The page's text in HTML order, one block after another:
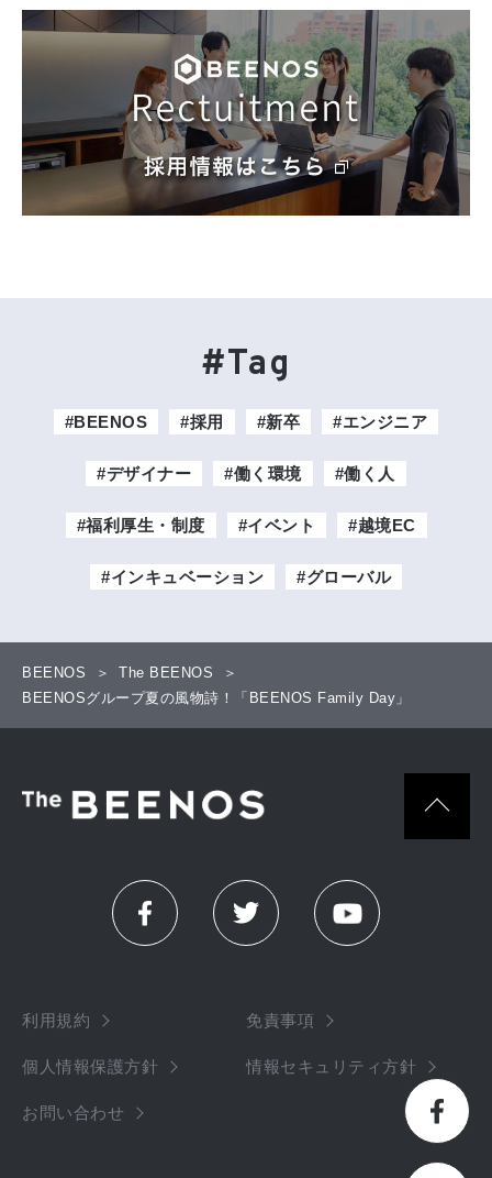
#Tag
#BEENOS #採用 #新卒 #エンジニア
#デザイナー #働く環境 #働く人
#福利厚生・制度 #イベント #越境EC
#インキュベーション #グローバル
BEENOS
The BEENOS
BEENOSグループ夏の風物詩！「BEENOS Family Day」
利用規約 免責事項
個人情報保護方針 情報セキュリティ方針
お問い合わせ